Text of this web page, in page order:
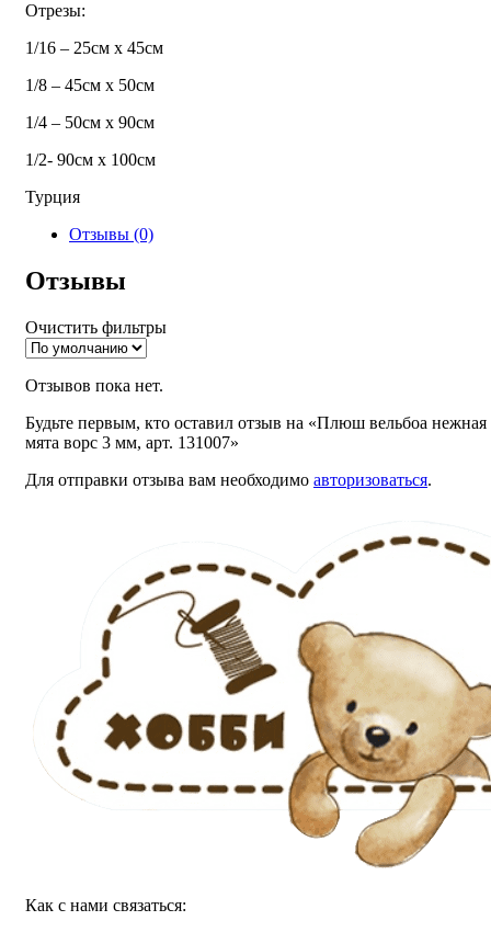
Отрезы:
1/16 – 25см х 45см
1/8 – 45см х 50см
1/4 – 50см х 90см
1/2- 90см х 100см
Турция
Отзывы (0)
Отзывы
Очистить фильтры
Отзывов пока нет.
Будьте первым, кто оставил отзыв на «Плюш вельбоа нежная
мята ворс 3 мм, арт. 131007»
Для отправки отзыва вам необходимо авторизоваться.
Как с нами связаться: